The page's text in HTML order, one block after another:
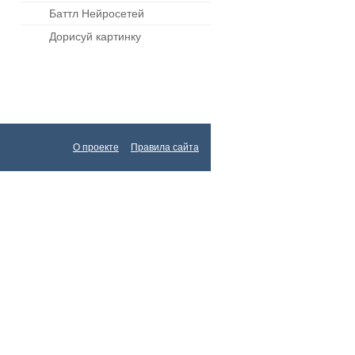
Баттл Нейросетей
Дорисуй картинку
О проекте Правила сайта